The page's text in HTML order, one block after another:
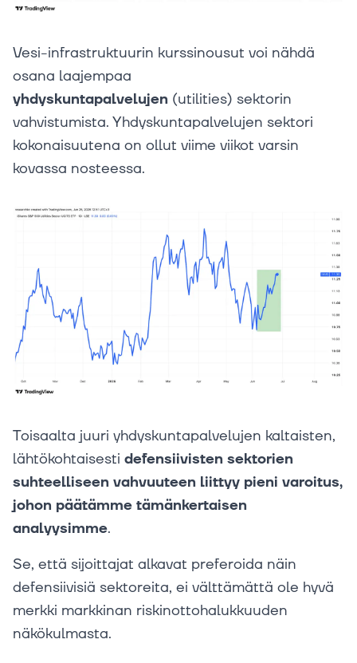
Vesi-infrastruktuurin kurssinousut voi nähdä
osana laajempaa
yhdyskuntapalvelujen (utilities) sektorin
vahvistumista. Yhdyskuntapalvelujen sektori
kokonaisuutena on ollut viime viikot varsin
kovassa nosteessa.
Toisaalta juuri yhdyskuntapalvelujen kaltaisten,
lähtökohtaisesti defensiivisten sektorien
suhteelliseen vahvuuteen liittyy pieni varoitus,
johon päätämme tämänkertaisen
analyysimme.
Se, että sijoittajat alkavat preferoida näin
defensiivisiä sektoreita, ei välttämättä ole hyvä
merkki markkinan riskinottohalukkuuden
näkökulmasta.